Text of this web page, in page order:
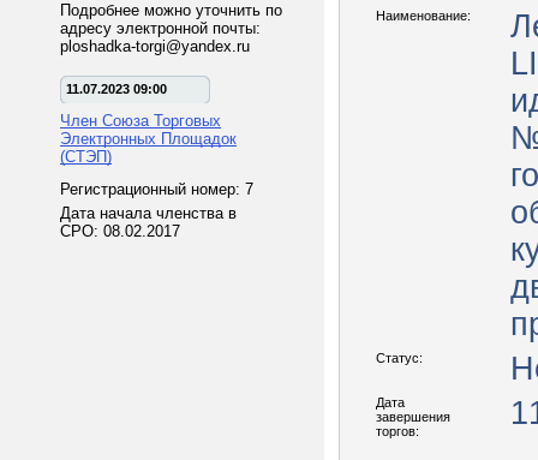
Подробнее можно уточнить по
адресу электронной почты:
ploshadka-torgi@yandex.ru
11.07.2023 09:00
Член Союза Торговых
Электронных Площадок
(СТЭП)
Регистрационный номер: 7
Дата начала членства в
СРО: 08.02.2017
Наименование:
Статус:
Дата
завершения
торгов: